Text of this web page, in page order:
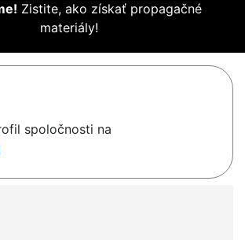
Zistite, ako získať propagačné
materiály!
spoločnosti na